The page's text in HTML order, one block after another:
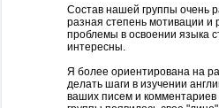
Состав нашей группы очень
разная степень мотивации и
проблемы в освоении языка
интересны.
Я более ориентирована на
делать шаги в изучении
ваших писем и комментариев